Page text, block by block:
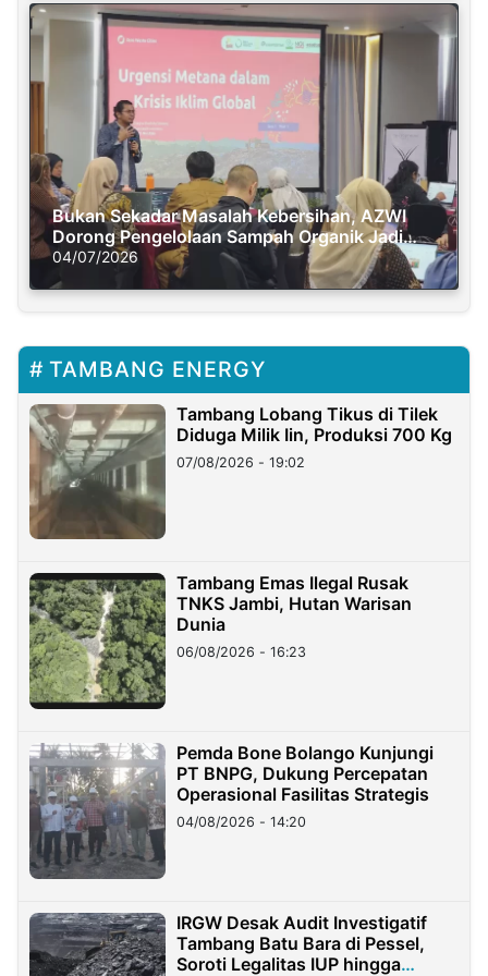
Bukan Sekadar Masalah Kebersihan, AZWI
Dorong Pengelolaan Sampah Organik Jadi
Solusi Krisis Iklim
04/07/2026
TAMBANG ENERGY
Tambang Lobang Tikus di Tilek
Diduga Milik Iin, Produksi 700 Kg
07/08/2026 - 19:02
Tambang Emas Ilegal Rusak
TNKS Jambi, Hutan Warisan
Dunia
06/08/2026 - 16:23
Pemda Bone Bolango Kunjungi
PT BNPG, Dukung Percepatan
Operasional Fasilitas Strategis
04/08/2026 - 14:20
IRGW Desak Audit Investigatif
Tambang Batu Bara di Pessel,
Soroti Legalitas IUP hingga